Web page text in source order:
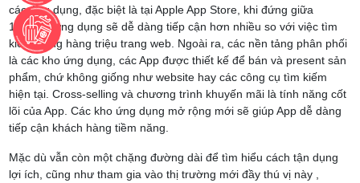
các ứng dụng, đặc biệt là tại Apple App Store, khi đứng giữa
140.000 ứng dụng sẽ dễ dàng tiếp cận hơn nhiều so với việc tìm
kiếm trong hàng triệu trang web. Ngoài ra, các nền tảng phân phối
là các kho ứng dụng, các App được thiết kế để bán và present sản
phẩm, chứ không giống như website hay các công cụ tìm kiếm
hiện tại. Cross-selling và chương trình khuyến mãi là tính năng cốt
lõi của App. Các kho ứng dụng mở rộng mới sẽ giúp App dễ dàng
tiếp cận khách hàng tiềm năng.
Mặc dù vẫn còn một chặng đường dài để tìm hiểu cách tận dụng
lợi ích, cũng như tham gia vào thị trường mới đầy thú vị này ,